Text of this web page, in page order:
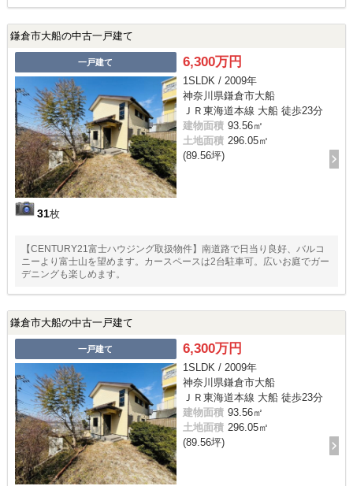
鎌倉市大船の中古一戸建て
一戸建て
31枚
6,300万円
1SLDK / 2009年
神奈川県鎌倉市大船
ＪＲ東海道本線 大船 徒歩23分
建物面積 93.56㎡
土地面積 296.05㎡
(89.56坪)
【CENTURY21富士ハウジング取扱物件】南道路で日当り良好、バルコ
ニーより富士山を望めます。カースペースは2台駐車可。広いお庭でガー
デニングも楽しめます。
鎌倉市大船の中古一戸建て
一戸建て 6,300万円
1SLDK / 2009年
神奈川県鎌倉市大船
ＪＲ東海道本線 大船 徒歩23分
建物面積 93.56㎡
土地面積 296.05㎡
(89.56坪)